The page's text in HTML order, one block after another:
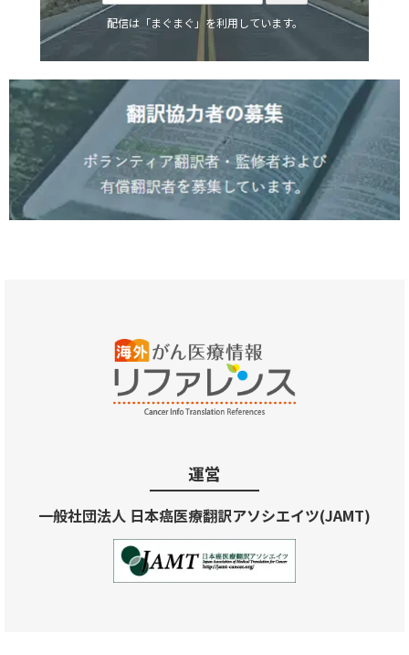
配信は「まぐまぐ」を利用しています。
運営
一般社団法人 日本癌医療翻訳アソシエイツ(JAMT)